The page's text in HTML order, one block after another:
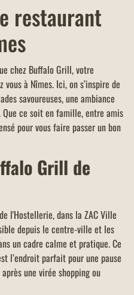
limite d'un menu KIDS par
addition.
restaurant
chez Buffalo Grill, votre
vous à Nîmes. Ici, on s’inspire de
savoureuses, une ambiance
ce soit en famille, entre amis
pour vous faire passer un bon
Grill de
l'Hostellerie, dans la ZAC Ville
depuis le centre-ville et les
un cadre calme et pratique. Ce
l’endroit parfait pour une pause
une virée shopping ou